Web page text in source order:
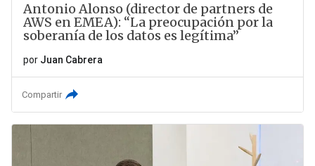
Antonio Alonso (director de partners de
AWS en EMEA): “La preocupación por la
soberanía de los datos es legítima”
por Juan Cabrera
Compartir